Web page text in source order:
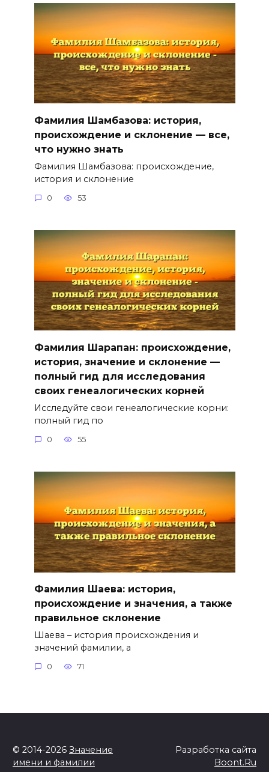
Фамилия Шамбазова: история,
происхождение и склонение — все,
что нужно знать
Фамилия Шамбазова: происхождение,
история и склонение
0 53
Фамилия Шарапан: происхождение,
история, значение и склонение —
полный гид для исследования
своих генеалогических корней
Исследуйте свои генеалогические корни:
полный гид по
0 55
Фамилия Шаева: история,
происхождение и значения, а также
правильное склонение
Шаева – история происхождения и
значений фамилии, а
0 71
© 2014-2026 Значение
имени и фамилии
Разработка сайта
Boont.Ru